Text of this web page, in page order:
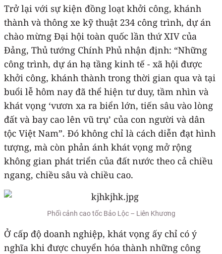
Trở lại với sự kiện đồng loạt khởi công, khánh
thành và thông xe kỹ thuật 234 công trình, dự án
chào mừng Đại hội toàn quốc lần thứ XIV của
Đảng, Thủ tướng Chính Phủ nhận định: “Những
công trình, dự án hạ tầng kinh tế - xã hội được
khởi công, khánh thành trong thời gian qua và tại
buổi lễ hôm nay đã thể hiện tư duy, tầm nhìn và
khát vọng ‘vươn xa ra biển lớn, tiến sâu vào lòng
đất và bay cao lên vũ trụ’ của con người và dân
tộc Việt Nam”. Đó không chỉ là cách diễn đạt hình
tượng, mà còn phản ánh khát vọng mở rộng
không gian phát triển của đất nước theo cả chiều
ngang, chiều sâu và chiều cao.
Phối cảnh cao tốc Bảo Lộc – Liên Khương
Ở cấp độ doanh nghiệp, khát vọng ấy chỉ có ý
nghĩa khi được chuyển hóa thành những công